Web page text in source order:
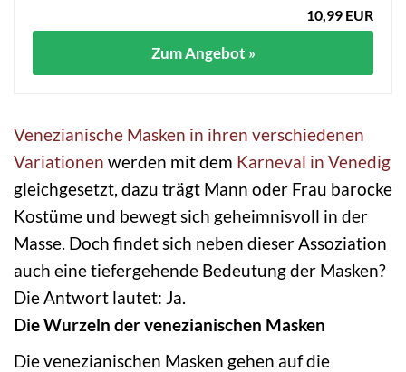
10,99 EUR
Zum Angebot »
Venezianische Masken in ihren verschiedenen
Variationen werden mit dem Karneval in Venedig
gleichgesetzt, dazu trägt Mann oder Frau barocke
Kostüme und bewegt sich geheimnisvoll in der
Masse. Doch findet sich neben dieser Assoziation
auch eine tiefergehende Bedeutung der Masken?
Die Antwort lautet: Ja.
Die Wurzeln der venezianischen Masken
Die venezianischen Masken gehen auf die